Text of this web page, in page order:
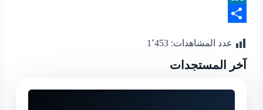
LinkedIn
عدد المشاهدات: 1٬453
آخر المستجدات